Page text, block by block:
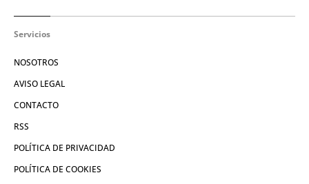
Servicios
NOSOTROS
AVISO LEGAL
CONTACTO
RSS
POLÍTICA DE PRIVACIDAD
POLÍTICA DE COOKIES